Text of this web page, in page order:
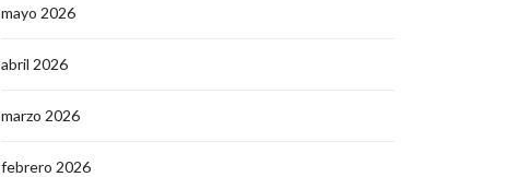
mayo 2026
abril 2026
marzo 2026
febrero 2026